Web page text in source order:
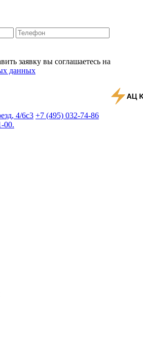
заявку вы соглашаетесь на
данных
4/6с3 +7 (495) 032-74-86
00.